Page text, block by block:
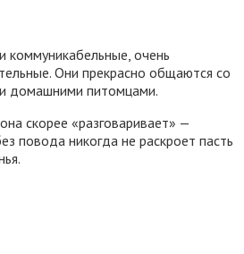
коммуникабельные, очень
Они прекрасно общаются со
домашними питомцами.
скорее «разговаривает» —
повода никогда не раскроет пасть